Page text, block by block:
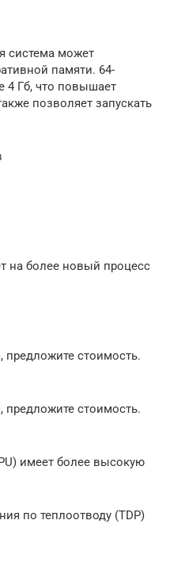
система может
памяти. 64-
4 Гб, что повышает
позволяет запускать
на более новый процесс
предложите стоимость.
предложите стоимость.
имеет более высокую
по теплоотводу (TDP)